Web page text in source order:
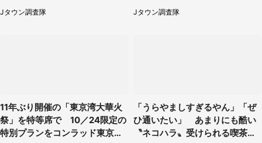
の「猫猫像」も【8／1～10／2
6】
Jタウン調査隊
／31～1／31】
Jタウン調査隊
11年ぶり開催の「東京湾大華火
祭」を特等席で 10／24限定の
特別プランをコンラッド東京が
「うらやましすぎるやん」「ぜ
ひ通いたい」 あまりにも酷い
〝ネコハラ〟受けられる喫茶店